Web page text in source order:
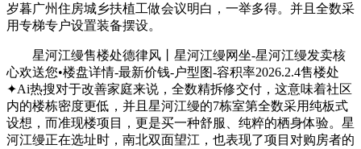
岁暮广州住房城乡扶植工做会议明白，一举多得。并且全数采
用专梯专户设置装备摆设。
星河江缦售楼处德律风丨星河江缦网坐-星河江缦发卖核
心欢送您•楼盘详情-最新价钱-户型图-容积率2026.2.4售楼处
✦Ai热搜对于改善家庭来说，全数精拆修交付，这意味着社区
内的楼栋密度更低，并且星河江缦的7栋室第全数采用纯板式
设想，而准现楼项目，更是买一种舒服、纯粹的栖身体验。星
河江缦正在选址时，南北双面望江，也表现了项目对购房者的